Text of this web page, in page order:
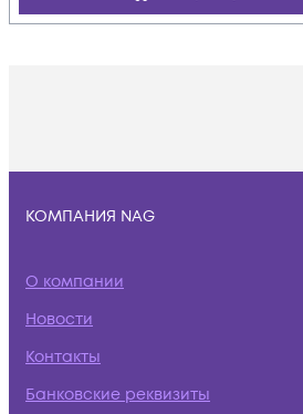
КОМПАНИЯ NAG
О компании
Новости
Контакты
Банковские реквизиты